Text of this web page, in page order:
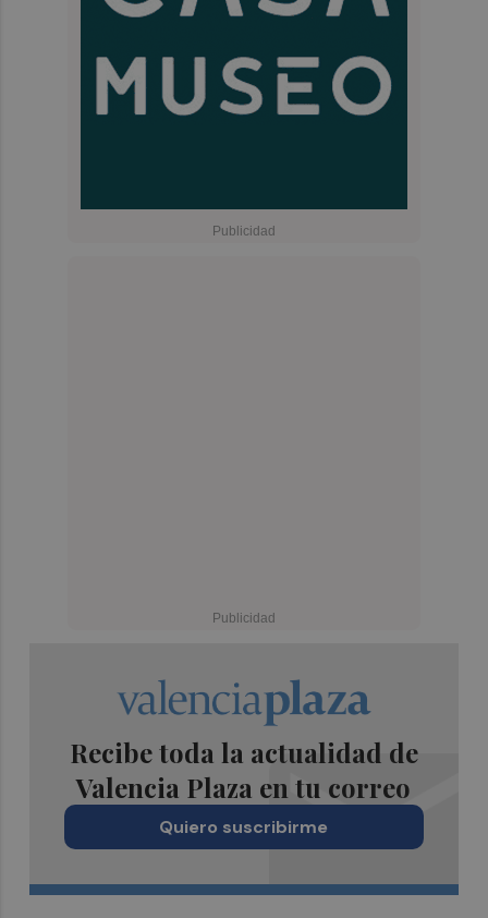
Recibe toda la actualidad de
Valencia Plaza en tu correo
Quiero suscribirme